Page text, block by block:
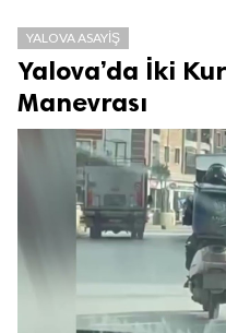
YALOVA ASAYIŞ
Yalova’da İki
Manevrası